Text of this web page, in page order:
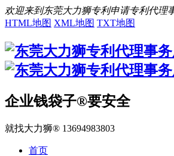
欢迎来到东莞大力狮专利申请专利代理
HTML地图 XML地图 TXT地图
企业钱袋子®要安全
就找大力狮® 13694983803
首页